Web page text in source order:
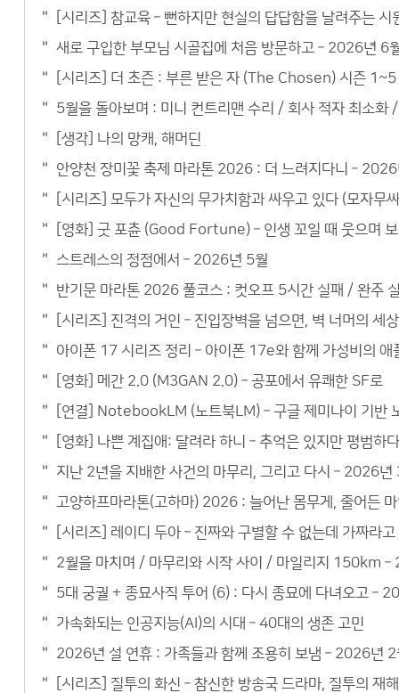
[시리즈] 참교육 – 뻔하지만 현실의 답답함을 날려주는 시
새로 구입한 부모님 시골집에 처음 방문하고 – 2026년 6
[시리즈] 더 초즌 : 부른 받은 자 (The Chosen) 시즌 1~5
5월을 돌아보며 : 미니 컨트리맨 수리 / 회사 적자 최소
[생각] 나의 망캐, 해머딘
안양천 장미꽃 축제 마라톤 2026 : 더 느려지다니 –
[시리즈] 모두가 자신의 무가치함과 싸우고 있다 (모자
[영화] 굿 포츈 (Good Fortune) – 인생 꼬일 때 웃으며
스트레스의 정점에서 – 2026년 5월
반기문 마라톤 2026 풀코스 : 컷오프 5시간 실패 / 완주
[시리즈] 진격의 거인 – 진입장벽을 넘으면, 벽 너머의 세
아이폰 17 시리즈 정리 – 아이폰 17e와 함께 가성비의 애
[영화] 메간 2.0 (M3GAN 2.0) – 공포에서 유쾌한 SF로
[연결] NotebookLM (노트북LM) – 구글 제미나이 기반
[영화] 나쁜 계집애: 달려라 하니 – 추억은 있지만 평범하다
지난 2년을 지배한 사건의 마무리, 그리고 다시 – 2026년
고양하프마라톤(고하마) 2026 : 늘어난 몸무게, 줄어든
[시리즈] 레이디 두아 – 진짜와 구별할 수 없는데 가짜라
2월을 마치며 / 마무리와 시작 사이 / 마일리지 150km
5대 궁궐 + 종묘사직 투어 (6) : 다시 종묘에 다녀오고 –
가속화되는 인공지능(AI)의 시대 – 40대의 생존 고민
2026년 설 연휴 : 가족들과 함께 조용히 보냄 – 2026년 2
[시리즈] 질투의 화신 – 참신한 방송국 드라마, 질투의 재